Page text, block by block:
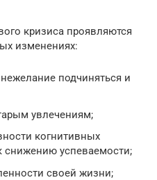
кризиса проявляются
изменениях:
подчиняться и
увлечениям;
когнитивных
снижению успеваемости;
своей жизни;